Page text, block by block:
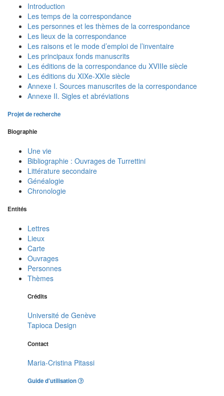
Introduction
Les temps de la correspondance
Les personnes et les thèmes de la correspondance
Les lieux de la correspondance
Les raisons et le mode d’emploi de l’inventaire
Les principaux fonds manuscrits
Les éditions de la correspondance du XVIIIe siècle
Les éditions du XIXe-XXIe siècle
Annexe I. Sources manuscrites de la correspondance
Annexe II. Sigles et abréviations
Projet de recherche
Biographie
Une vie
Bibliographie : Ouvrages de Turrettini
Littérature secondaire
Généalogie
Chronologie
Entités
Lettres
Lieux
Carte
Ouvrages
Personnes
Thèmes
Crédits
Université de Genève
Tapioca Design
Contact
Maria-Cristina Pitassi
Guide d'utilisation